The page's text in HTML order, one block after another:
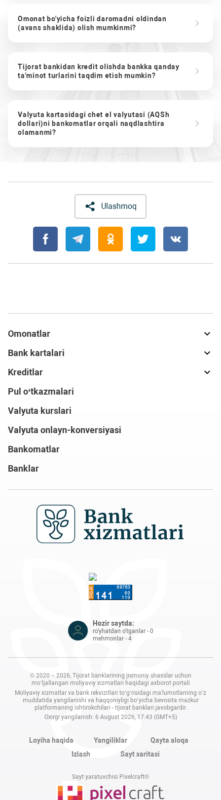
Omonat bo'yicha foizli daromadni oldindan
(avans shaklida) olish mumkinmi?
Tijorat bankidan kredit olishda bankka qanday
ta'minot turlarini taqdim etish mumkin?
Valyuta kartasidagi chet el valyutasi (AQSh
dollari)ni bankomatlar orqali naqdlashtira
olamanmi?
Ulashmoq
Omonatlar
Bank kartalari
Kreditlar
Pul o‘tkazmalari
Valyuta kurslari
Valyuta onlayn-konversiyasi
Bankomatlar
Banklar
Hozir saytda:
ro'yhatdan o'tganlar - 0
mehmonlar - 4
© 2020 – 2026, Tijorat banklarining jismoniy shaxslar uchun
mo‘ljallangan moliyaviy xizmatlari haqidagi axborot portali
Moliyaviy xizmatlar va bank rekvizitlari to‘g‘risidagi ma'lumotlarning o‘z
muddatida yangilanishi va haqqoniyligi bo‘yicha bevosita mazkur
platformaning ishtirokchilari - tijorat banklari javobgardir.
Oxirgi yangilanish: 6 August 2026, 17:43 (GMT+5)
Loyiha haqida Yangiliklar
Qayta aloqa
Izlash
Sayt xaritasi
Sayt yaratuvchisi Pixelcraft®